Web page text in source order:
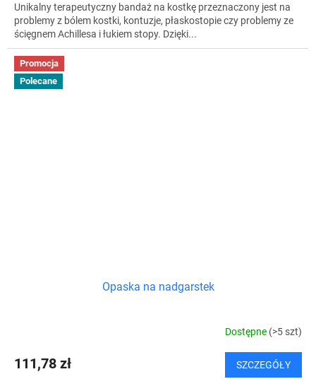
Unikalny terapeutyczny bandaż na kostkę przeznaczony jest na
problemy z bólem kostki, kontuzje, płaskostopie czy problemy ze
ścięgnem Achillesa i łukiem stopy. Dzięki...
Promocja
Polecane
Opaska na nadgarstek
Dostępne (>5 szt)
111,78 zł SZCZEGÓŁY